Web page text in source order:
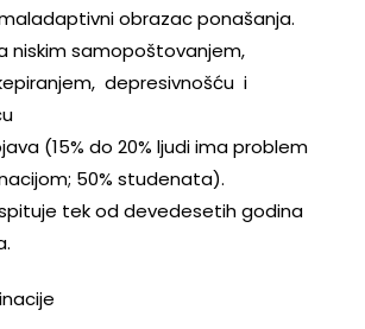
obrazac ponašanja.
niskim samopoštovanjem,
depresivnošću i
(15% do 20% ljudi ima problem
50% studenata).
tek od devedesetih godina